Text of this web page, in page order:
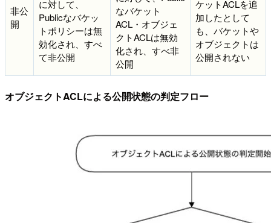
非公
開
に対して、
Publicなバケッ
トポリシーは無
効化され、すべ
て非公開
なバケット
ACL・オブジェ
クトACLは無効
化され、すべ非
公開
ケットACLを追
加したとして
も、バケットや
オブジェクトは
公開されない
オブジェクトACLによる公開状態の判定フロー